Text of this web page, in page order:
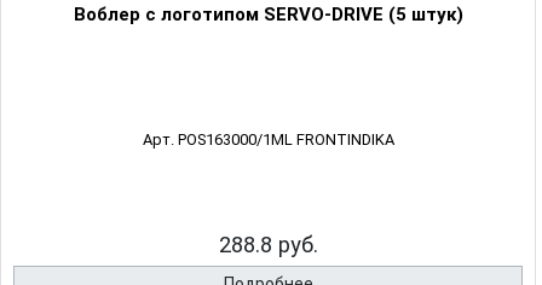
Воблер с логотипом SERVO-DRIVE (5 штук)
Арт. POS163000/1ML FRONTINDIKA
288.8 руб.